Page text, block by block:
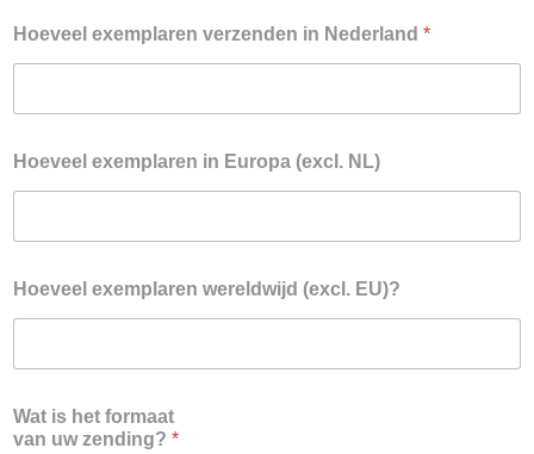
Hoeveel exemplaren verzenden in Nederland *
Hoeveel exemplaren in Europa (excl. NL)
Hoeveel exemplaren wereldwijd (excl. EU)?
Wat is het formaat
van uw zending? *